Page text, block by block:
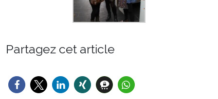
Partagez cet article